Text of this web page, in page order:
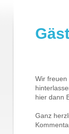
Wir freuen
hier dann
Ganz